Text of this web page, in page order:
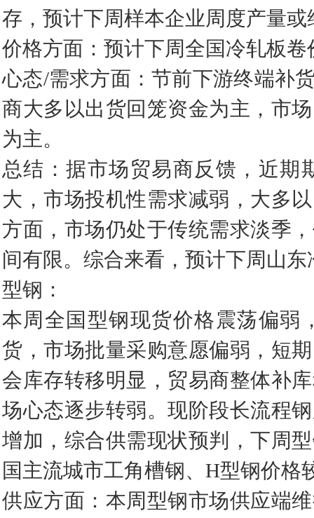
存，预计下周样本企业周度产量
价格方面：预计下周全国冷轧板
心态/需求方面：节前下游终端补
商大多以出货回笼资金为主，市
为主。
总结：据市场贸易商反馈，近期
大，市场投机性需求减弱，大多
方面，市场仍处于传统需求淡季
间有限。综合来看，预计下周山
型钢：
本周全国型钢现货价格震荡偏弱
货，市场批量采购意愿偏弱，短
会库存转移明显，贸易商整体补
场心态逐步转弱。现阶段长流程
增加，综合供需现状预判，下周
国主流城市工角槽钢、H型钢价格
供应方面：本周型钢市场供应端